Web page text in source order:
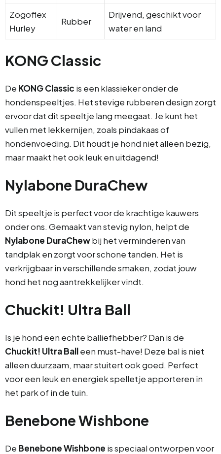
Zogoflex
Hurley
Rubber
Drijvend, geschikt voor
water en land
KONG Classic
De KONG Classic is een klassieker onder de
hondenspeeltjes. Het stevige rubberen design zorgt
ervoor dat dit speeltje lang meegaat. Je kunt het
vullen met lekkernijen, zoals pindakaas of
hondenvoeding. Dit houdt je hond niet alleen bezig,
maar maakt het ook leuk en uitdagend!
Nylabone DuraChew
Dit speeltje is perfect voor de krachtige kauwers
onder ons. Gemaakt van stevig nylon, helpt de
Nylabone DuraChewbij het verminderen van
tandplak en zorgt voor schone tanden. Het is
verkrijgbaar in verschillende smaken, zodat jouw
hond het nog aantrekkelijker vindt.
Chuckit! Ultra Ball
Is je hond een echte balliefhebber? Dan is de
Chuckit! Ultra Balleen must-have! Deze bal is niet
alleen duurzaam, maar stuitert ook goed. Perfect
voor een leuk en energiek spelletje apporteren in
het park of in de tuin.
Benebone Wishbone
De Benebone Wishbone is speciaal ontworpen voor